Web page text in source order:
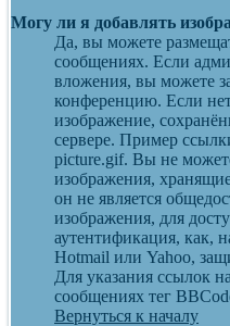
Могу ли я добавлять
Да, вы можете
сообщениях. Если
вложения, вы можете
конференцию. Если
изображение,
сервере. Пример
picture.gif. Вы не
изображения,
он не является
изображения, для
аутентификация, как,
Hotmail или Yahoo,
Для указания ссылок
сообщениях тег
Вернуться к началу